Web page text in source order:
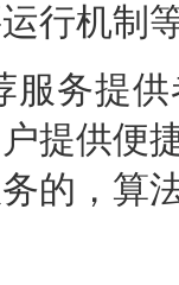
行机制
服务提
提供便
的，算